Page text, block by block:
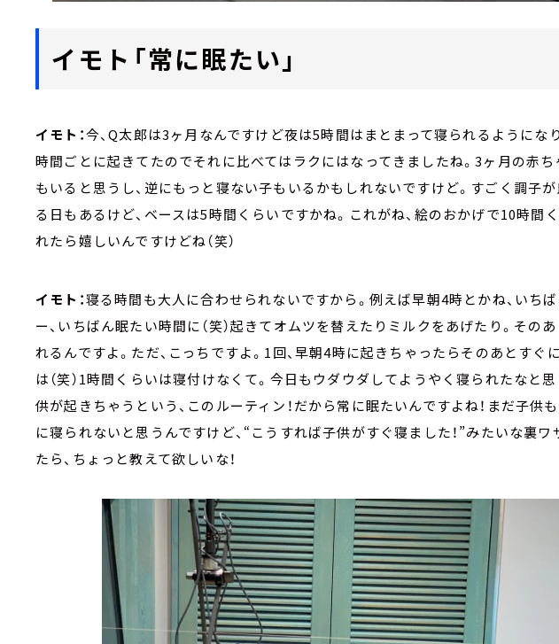
イモト「常に眠たい」
イモト：今、Q太郎は3ヶ月なんですけど夜は5時間はまとまって寝られるようにな
時間ごとに起きてたのでそれに比べてはラクにはなってきましたね。3ヶ月の赤
もいると思うし、逆にもっと寝ない子もいるかもしれないですけど。すごく調子
る日もあるけど、ベースは5時間くらいですかね。これがね、絵のおかげで10時間
れたら嬉しいんですけどね（笑）
イモト：寝る時間も大人に合わせられないですから。例えば早朝4時とかね、いち
ー、いちばん眠たい時間に（笑）起きてオムツを替えたりミルクをあげたり。その
れるんですよ。ただ、こっちですよ。1回、早朝4時に起きちゃったらそのあとすぐ
は（笑）1時間くらいは寝付けなくて。今日もウダウダしてようやく寝られたなと
供が起きちゃうという、このルーティン！だから常に眠たいんですよね！まだ子供
に寝られないと思うんですけど、“こうすれば子供がすぐ寝ました！”みたいな裏
たら、ちょっと教えて欲しいな！